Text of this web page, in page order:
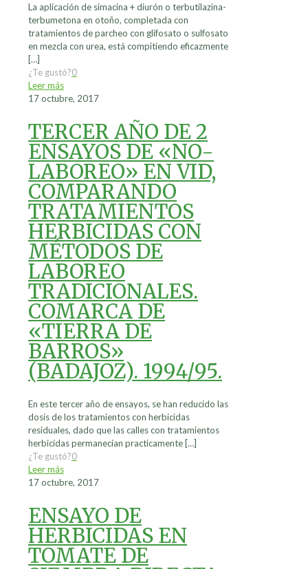
La aplicación de simacina + diurón o terbutilazina-
terbumetona en otoño, completada con
tratamientos de parcheo con glifosato o sulfosato
en mezcla con urea, está compitiendo eficazmente
[…]
¿Te gustó?0
Leer más
17 octubre, 2017
TERCER AÑO DE 2
ENSAYOS DE «NO-
LABOREO» EN VID,
COMPARANDO
TRATAMIENTOS
HERBICIDAS CON
MÉTODOS DE
LABOREO
TRADICIONALES.
COMARCA DE
«TIERRA DE
BARROS»
(BADAJOZ). 1994/95.
En este tercer año de ensayos, se han reducido las
dosis de los tratamientos con herbicidas
residuales, dado que las calles con tratamientos
herbicidas permanecían practicamente […]
¿Te gustó?0
Leer más
17 octubre, 2017
ENSAYO DE
HERBICIDAS EN
TOMATE DE